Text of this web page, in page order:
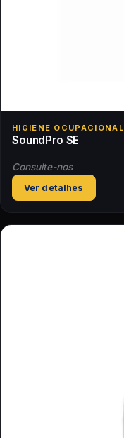
HIGIENE OCUPACIONAL
SoundPro SE
Consulte-nos
Ver detalhes